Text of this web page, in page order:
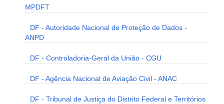
MPDFT
DF - Autoridade Nacional de Proteção de Dados -
ANPD
DF - Controladoria-Geral da União - CGU
DF - Agência Nacional de Aviação Civil - ANAC
DF - Tribunal de Justiça do Distrito Federal e Territórios